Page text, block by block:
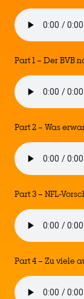
Part 1 – Der BVB
Part 2 – Was
Part 3 – NFL-
Part 4 – Zu viele